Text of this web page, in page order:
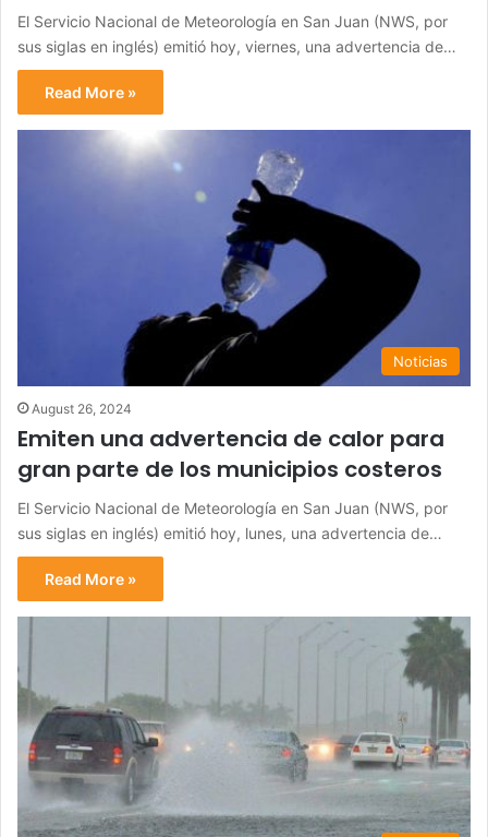
El Servicio Nacional de Meteorología en San Juan (NWS, por
sus siglas en inglés) emitió hoy, viernes, una advertencia de…
Read More »
Noticias
August 26, 2024
Emiten una advertencia de calor para
gran parte de los municipios costeros
El Servicio Nacional de Meteorología en San Juan (NWS, por
sus siglas en inglés) emitió hoy, lunes, una advertencia de…
Read More »